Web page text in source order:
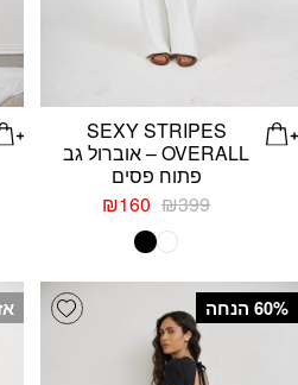
SEXY STRIPES
OVERALL – אוברול גב
פתוח פסים
₪399
המחיר
המקורי
היה:
₪160
המחיר
wishlist ‫60% הנחה